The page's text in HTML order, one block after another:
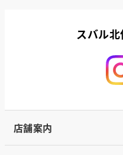
スバル
店舗案内